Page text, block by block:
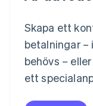
Skapa ett
betalningar
behövs –
ett
Malaysia
English简体中
Malta
English
Mexiko
EspañolEnglish